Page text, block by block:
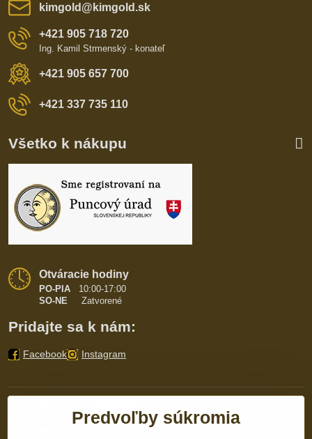
kimgold​@kimgold​.sk
+421 905 718 720
Ing. Kamil Strmenský - konateľ
+421 905 657 700
+421 337 735 110
Všetko k nákupu
Otváracie hodiny
PO-PIA
10:00-17:00
SO-NE Zatvorené
Pridajte sa k nám:
Facebook Instagram
Predvoľby súkromia